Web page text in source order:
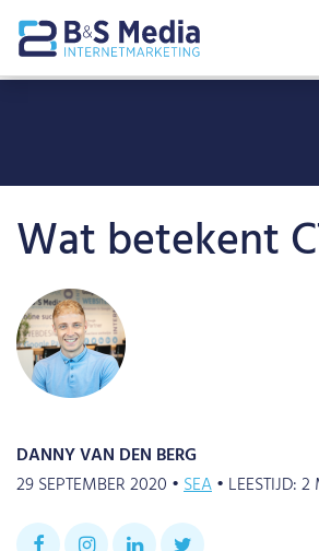
Wat betekent
DANNY VAN DEN BERG
29 SEPTEMBER 2020 •SEA• LEESTIJD:2